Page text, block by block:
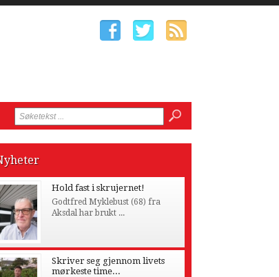
Hold fast i skrujernet!
Godtfred Myklebust (68) fra
Aksdal har brukt ...
Skriver seg gjennom livets
mørkeste time...